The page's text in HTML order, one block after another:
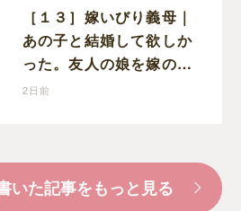
［１３］嫁いびり義母｜
あの子と結婚して欲しか
った。友人の娘を嫁の前
で褒めちぎる無神経な義
2日前
いた記事をもっと見る